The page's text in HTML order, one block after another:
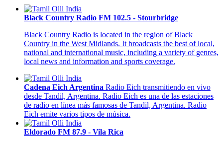
Black Country Radio FM 102.5 - Stourbridge
Black Country Radio is located in the region of Black
Country in the West Midlands. It broadcasts the best of local,
national and international music, including a variety of genres,
local news and information and sports coverage.
Cadena Eich Argentina Radio Eich transmitiendo en vivo
desde Tandil, Argentina. Radio Eich es una de las estaciones
de radio en línea más famosas de Tandil, Argentina. Radio
Eich emite varios tipos de música.
Eldorado FM 87.9 - Vila Rica